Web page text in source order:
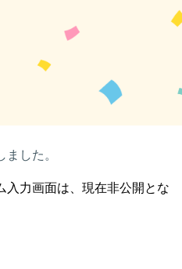
した。
入力画面は、現在非公開とな